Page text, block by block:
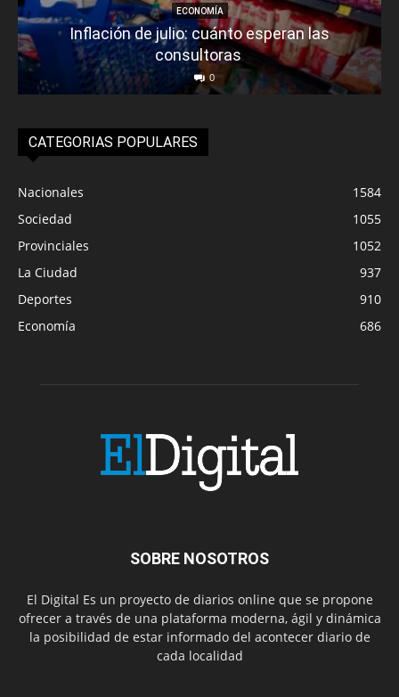
ECONOMÍA
Inflación de julio: cuánto esperan las
consultoras
0
CATEGORIAS POPULARES
Nacionales
1584
Sociedad
1055
Provinciales
1052
La Ciudad
937
Deportes
910
Economía
686
SOBRE NOSOTROS
El Digital Es un proyecto de diarios online que se propone
ofrecer a través de una plataforma moderna, ágil y dinámica
la posibilidad de estar informado del acontecer diario de
cada localidad